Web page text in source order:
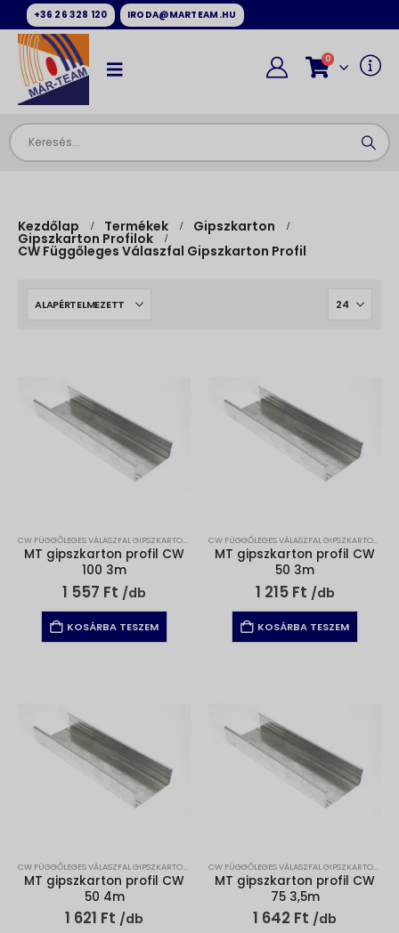
+36 26 328 120 IRODA@MARTEAM.HU
0
Kezdőlap Termékek Gipszkarton
Gipszkarton Profilok
CW Függőleges Válaszfal Gipszkarton Profil
CW FÜGGŐLEGES VÁLASZFAL GIPSZKARTON PROFIL ,GIPSZKARTON,GIPSZKARTON PROFILOK
MT gipszkarton profil CW
100 3m
1 557 Ft /db
KOSÁRBA TESZEM
CW FÜGGŐLEGES VÁLASZFAL GIPSZKARTON PROFIL
MT gipszkarton profil CW
50 3m
1 215 Ft /db
KOSÁRBA TESZEM
CW FÜGGŐLEGES VÁLASZFAL GIPSZKARTON PROFIL ,GIPSZKARTON,GIPSZKARTON PROFILOK
MT gipszkarton profil CW
50 4m
1 621 Ft /db
CW FÜGGŐLEGES VÁLASZFAL GIPSZKARTON PROFIL
MT gipszkarton profil CW
75 3,5m
1 642 Ft /db